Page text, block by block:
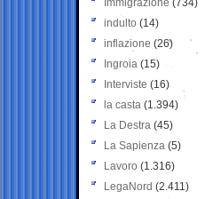
Immigrazione (734)
indulto (14)
inflazione (26)
Ingroia (15)
Interviste (16)
la casta (1.394)
La Destra (45)
La Sapienza (5)
Lavoro (1.316)
LegaNord (2.411)